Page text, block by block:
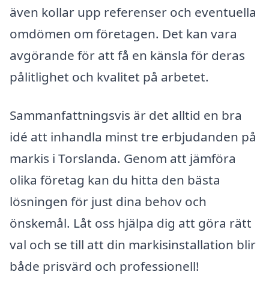
även kollar upp referenser och eventuella
omdömen om företagen. Det kan vara
avgörande för att få en känsla för deras
pålitlighet och kvalitet på arbetet.
Sammanfattningsvis är det alltid en bra
idé att inhandla minst tre erbjudanden på
markis i Torslanda. Genom att jämföra
olika företag kan du hitta den bästa
lösningen för just dina behov och
önskemål. Låt oss hjälpa dig att göra rätt
val och se till att din markisinstallation blir
både prisvärd och professionell!